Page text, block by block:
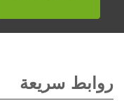
روابط سريعة